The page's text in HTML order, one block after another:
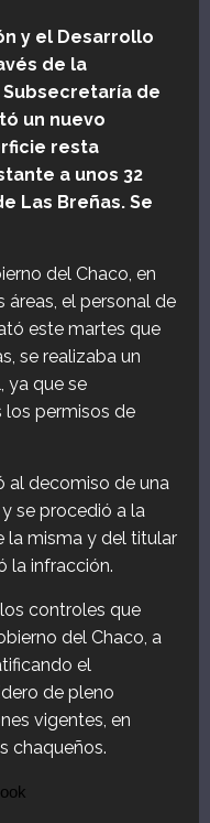
y el Desarrollo
de la
de
un nuevo
resta
a unos 32
Las Breñas. Se
del Chaco, en
el personal de
este martes que
se realizaba un
ya que se
los permisos de
al decomiso de una
se procedió a la
la misma y del titular
la infracción.
controles que
del Chaco, a
el
de pleno
vigentes, en
chaqueños.